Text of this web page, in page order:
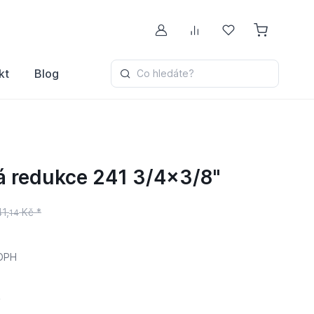
Můj účetPorovnávání
Oblíbené
Blog Co hledáte?
redukce 241 3/4x3/8"
14Kč *